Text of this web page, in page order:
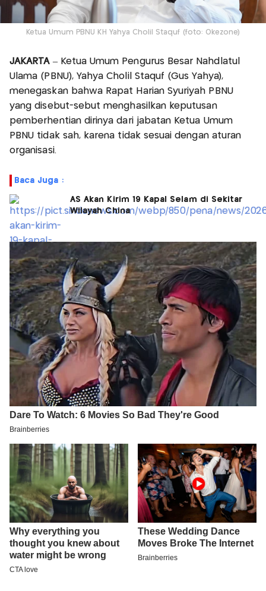
Ketua Umum PBNU KH Yahya Cholil Staquf (foto: Okezone)
JAKARTA– Ketua Umum Pengurus Besar Nahdlatul
Ulama (PBNU), Yahya Cholil Staquf (Gus Yahya),
menegaskan bahwa Rapat Harian Syuriyah PBNU
yang disebut-sebut menghasilkan keputusan
pemberhentian dirinya dari jabatan Ketua Umum
PBNU tidak sah, karena tidak sesuai dengan aturan
organisasi.
Baca Juga :
AS Akan Kirim 19 Kapal Selam di Sekitar
Wilayah China